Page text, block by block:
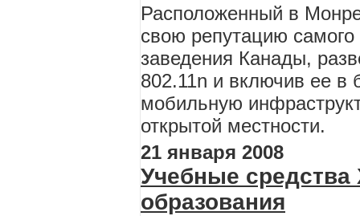
Расположенный в
свою репутацию самого
заведения Канады,
802.11n и включив ее в
мобильную
открытой местности.
21 января 2008
Учебные
образования